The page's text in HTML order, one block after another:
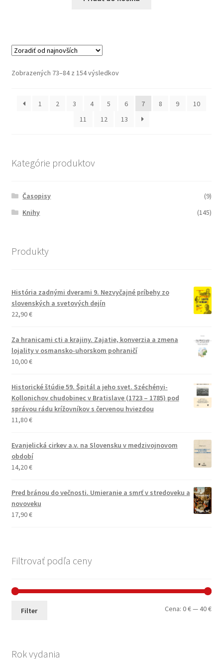
Zobrazených 73–84 z 154 výsledkovZoradené
najnovších
1
2 3 4 5 6 7 8 9
10
11
12 13
Kategórie produktov
Časopisy
(9)
Knihy
(145)
Produkty
História zadnými dverami 9. Nezvyčajné príbehy zo
slovenských a svetových dejín
22,90€
Za hranicami cti a krajiny. Zajatie, konverzia a zmena
lojality v osmansko-uhorskom pohraničí
10,00€
Historické štúdie 59. Špitál a jeho svet. Széchényi-
Kollonichov chudobinec v Bratislave (1723 – 1785) pod
správou rádu krížovníkov s červenou hviezdou
11,80€
Evanjelická cirkev a.v. na Slovensku v medzivojnovom
období
14,20€
Pred bránou do večnosti. Umieranie a smrť v stredoveku a
novoveku
17,90€
Filtrovať podľa ceny
Filter Cena:0 €—40 €
Rok vydania